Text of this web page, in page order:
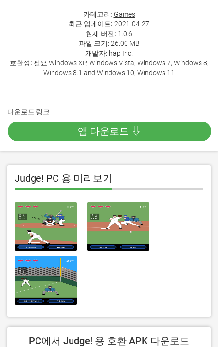
카테고리: Games
최근 업데이트: 2021-04-27
현재 버전: 1.0.6
파일 크기: 26.00 MB
개발자: hap Inc.
호환성: 필요 Windows XP, Windows Vista, Windows 7, Windows 8,
Windows 8.1 and Windows 10, Windows 11
다운로드 링크
앱 다운로드 ⇩
Judge! PC 용 미리보기
PC에서 Judge! 용 호환 APK 다운로드